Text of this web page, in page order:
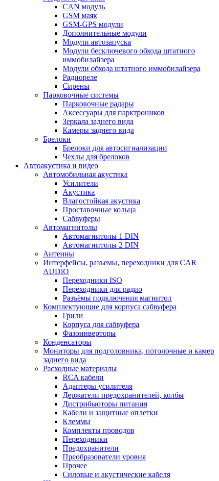
CAN модуль
GSM маяк
GSM-GPS модули
Дополнительные модули
Модули автозапуска
Модули бесключевого обхода штатного
иммобилайзера
Модули обхода штатного иммобилайзера
Радиореле
Сирены
Парковочные системы
Парковочные радары
Аксессуары для парктроников
Зеркала заднего вида
Камеры заднего вида
Брелоки
Брелоки для автосигнализации
Чехлы для брелоков
Автоакустика и видео
Автомобильная акустика
Усилители
Акустика
Влагостойкая акустика
Проставочные кольца
Сабвуферы
Автомагнитолы
Автомагнитолы 1 DIN
Автомагнитолы 2 DIN
Антенны
Интерфейсы, разъемы, переходники для CAR
AUDIO
Переходники ISO
Переходники для радио
Разъёмы подключения магнитол
Комплектующие для корпуса сабвуфера
Грили
Корпуса для сабвуфера
Фазоинверторы
Конденсаторы
Мониторы для подголовника, потолочные и камер
заднего вида
Расходные материалы
RCA кабели
Адаптеры усилителя
Держатели предохранителей, колбы
Дистрибьюторы питания
Кабели и защитные оплетки
Клеммы
Комплекты проводов
Переходники
Предохранители
Преобразователи уровня
Прочее
Силовые и акустические кабеля